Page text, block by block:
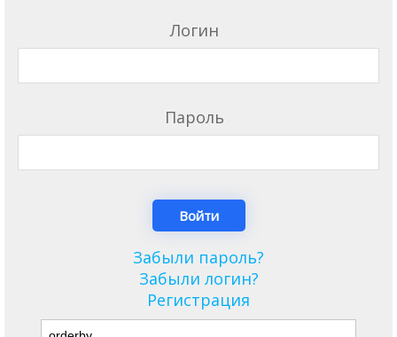
Логин
Пароль
Забыли пароль?
Забыли логин?
Регистрация